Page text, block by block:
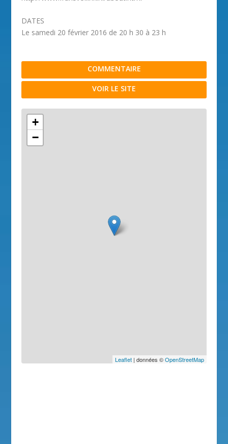
DATES
Le samedi 20 février 2016 de 20 h 30 à 23 h
COMMENTAIRE
VOIR LE SITE
+
−
Leaflet| données ©OpenStreetMap